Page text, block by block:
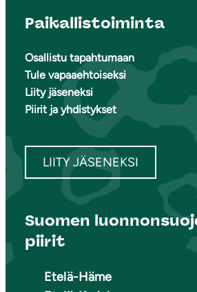
Paikallistoiminta
Osallistu tapahtumaan
Tule vapaaehtoiseksi
Liity jäseneksi
Piirit ja yhdistykset
LIITY JÄSENEKSI
Suomen
piirit
Etelä-Häme